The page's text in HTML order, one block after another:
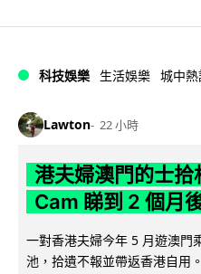
科技娛樂 生活娛樂 城中
Lawton 22 小時
港夫婦澳門的士拾
Cam 睇到 2 個月
一對香港夫婦今年 5 月遊澳門
池，拾遺不報並帶返香港自用